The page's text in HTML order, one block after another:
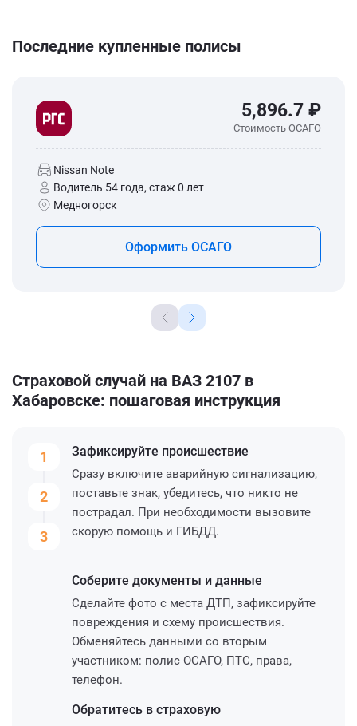
Последние купленные полисы
5,896.7 ₽
Стоимость ОСАГО
Nissan Note
Водитель 54 года, стаж 0 лет
Медногорск
Оформить ОСАГО
Страховой случай на ВАЗ 2107 в
Хабаровске: пошаговая инструкция
1
2
3
Зафиксируйте происшествие
Сразу включите аварийную сигнализацию,
поставьте знак, убедитесь, что никто не
пострадал. При необходимости вызовите
скорую помощь и ГИБДД.
Соберите документы и данные
Сделайте фото с места ДТП, зафиксируйте
повреждения и схему происшествия.
Обменяйтесь данными со вторым
участником: полис ОСАГО, ПТС, права,
телефон.
Обратитесь в страховую